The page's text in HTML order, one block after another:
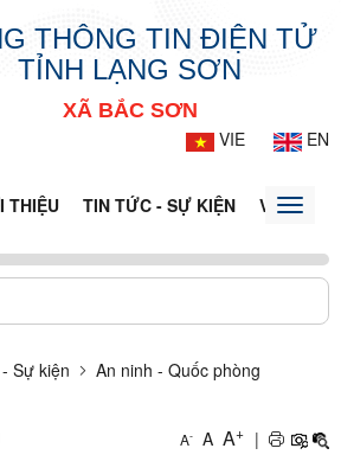
THÔNG TIN ĐIỆN TỬ
TỈNH LẠNG SƠN
XÃ BẮC SƠN
VIE
EN
THIỆU TIN TỨC - SỰ KIỆN VĂN BẢN
Toggle
Sự kiện An ninh - Quốc phòng
A- A A+ |